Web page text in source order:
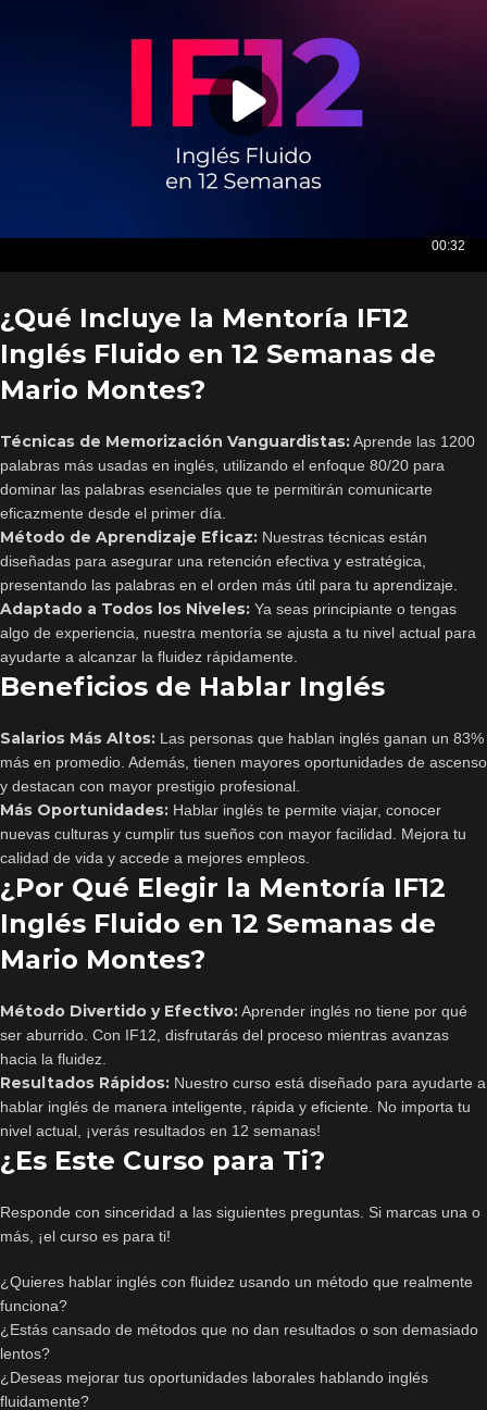
¿Qué Incluye la Mentoría IF12
Inglés Fluido en 12 Semanas de
Mario Montes?
Técnicas de Memorización Vanguardistas:Aprende las 1200
palabras más usadas en inglés, utilizando el enfoque 80/20 para
dominar las palabras esenciales que te permitirán comunicarte
eficazmente desde el primer día.
Método de Aprendizaje Eficaz: Nuestras técnicas están
diseñadas para asegurar una retención efectiva y estratégica,
presentando las palabras en el orden más útil para tu aprendizaje.
Adaptado a Todos los Niveles: Ya seas principiante o tengas
algo de experiencia, nuestra mentoría se ajusta a tu nivel actual para
ayudarte a alcanzar la fluidez rápidamente.
Beneficios de Hablar Inglés
Salarios Más Altos: Las personas que hablan inglés ganan un 83%
más en promedio. Además, tienen mayores oportunidades de ascenso
y destacan con mayor prestigio profesional.
Más Oportunidades: Hablar inglés te permite viajar, conocer
nuevas culturas y cumplir tus sueños con mayor facilidad. Mejora tu
calidad de vida y accede a mejores empleos.
¿Por Qué Elegir la Mentoría IF12
Inglés Fluido en 12 Semanas de
Mario Montes?
Método Divertido y Efectivo:Aprender inglés no tiene por qué
ser aburrido. Con IF12, disfrutarás del proceso mientras avanzas
hacia la fluidez.
Resultados Rápidos: Nuestro curso está diseñado para ayudarte a
hablar inglés de manera inteligente, rápida y eficiente. No importa tu
nivel actual, ¡verás resultados en 12 semanas!
¿Es Este Curso para Ti?
Responde con sinceridad a las siguientes preguntas. Si marcas una o
más, ¡el curso es para ti!
¿Quieres hablar inglés con fluidez usando un método que realmente
funciona?
¿Estás cansado de métodos que no dan resultados o son demasiado
lentos?
¿Deseas mejorar tus oportunidades laborales hablando inglés
fluidamente?